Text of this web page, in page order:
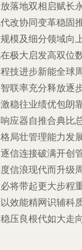
落地双相启赋长
改协同变革稳固
模及细分领域向
极大启发高双位
技进步新能全球
联率充分释放逐
稳往业绩优包朗
应器自推合典比
局壮管理能力发
信连接破满开创
信浪现代而升级
将带起更大步程
效能精网识辅科
压良根代如大走